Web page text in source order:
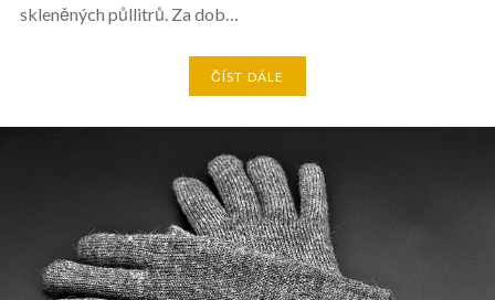
skleněných půllitrů. Za dob…
ČÍST DÁLE